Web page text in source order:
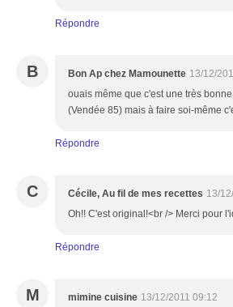
Répondre
B Bon Ap chez Mamounette 13/12/
ouais même que c'est une très
(Vendée 85) mais à faire soi-même
Répondre
C Cécile, Au fil de mes recettes 13/
Oh!! C'est original!<br /> Merci pour
Répondre
M mimine cuisine 13/12/2011 09:12